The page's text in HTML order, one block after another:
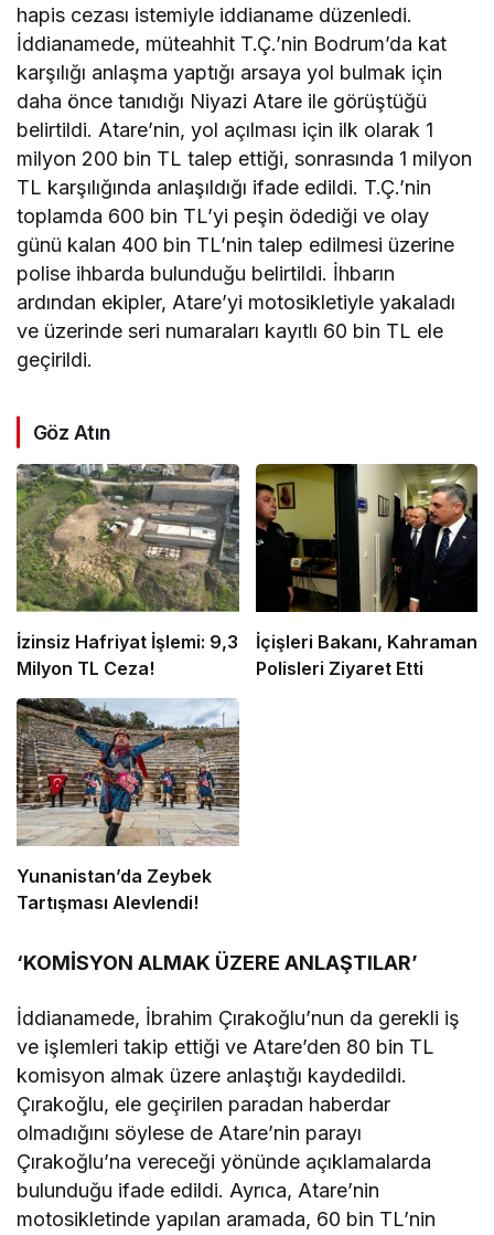
hapis cezası istemiyle iddianame düzenledi.
İddianamede, müteahhit T.Ç.’nin Bodrum’da kat
karşılığı anlaşma yaptığı arsaya yol bulmak için
daha önce tanıdığı Niyazi Atare ile görüştüğü
belirtildi. Atare’nin, yol açılması için ilk olarak 1
milyon 200 bin TL talep ettiği, sonrasında 1 milyon
TL karşılığında anlaşıldığı ifade edildi. T.Ç.’nin
toplamda 600 bin TL’yi peşin ödediği ve olay
günü kalan 400 bin TL’nin talep edilmesi üzerine
polise ihbarda bulunduğu belirtildi. İhbarın
ardından ekipler, Atare’yi motosikletiyle yakaladı
ve üzerinde seri numaraları kayıtlı 60 bin TL ele
geçirildi.
Göz Atın
İzinsiz Hafriyat İşlemi: 9,3
Milyon TL Ceza!
İçişleri Bakanı, Kahraman
Polisleri Ziyaret Etti
Yunanistan’da Zeybek
Tartışması Alevlendi!
‘KOMİSYON ALMAK ÜZERE ANLAŞTILAR’
İddianamede, İbrahim Çırakoğlu’nun da gerekli iş
ve işlemleri takip ettiği ve Atare’den 80 bin TL
komisyon almak üzere anlaştığı kaydedildi.
Çırakoğlu, ele geçirilen paradan haberdar
olmadığını söylese de Atare’nin parayı
Çırakoğlu’na vereceği yönünde açıklamalarda
bulunduğu ifade edildi. Ayrıca, Atare’nin
motosikletinde yapılan aramada, 60 bin TL’nin